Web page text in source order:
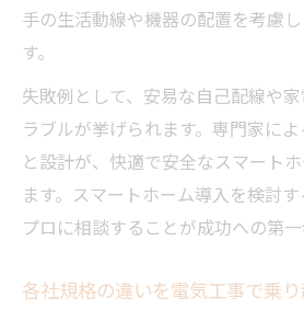
手の生活動線や機器の配置を考慮
す。
失敗例として、安易な自己配線や
ラブルが挙げられます。専門家に
と設計が、快適で安全なスマート
ます。スマートホーム導入を検討
プロに相談することが成功への第一
各社規格の違いを電気工事で乗